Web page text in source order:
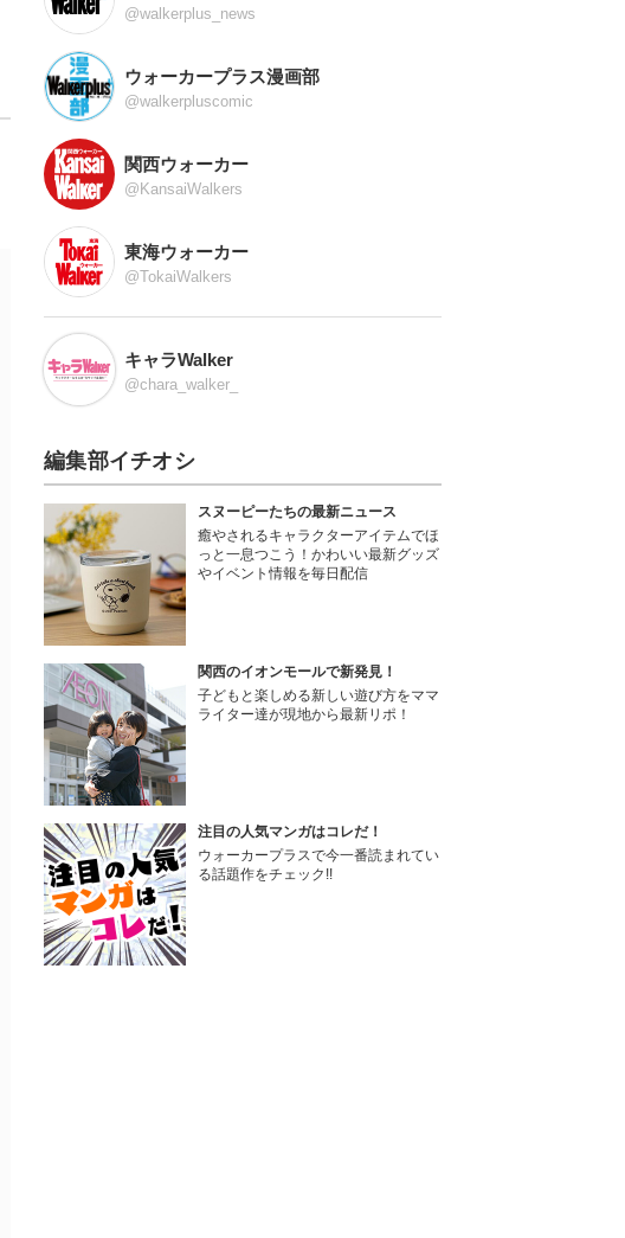
@walkerplus_news
ウォーカープラス漫画部
@walkerpluscomic
関西ウォーカー
@KansaiWalkers
東海ウォーカー
@TokaiWalkers
キャラWalker
@chara_walker_
編集部イチオシ
スヌーピーたちの最新ニュース
癒やされるキャラクターアイテムでほ
っと一息つこう！かわいい最新グッズ
やイベント情報を毎日配信
関西のイオンモールで新発見！
子どもと楽しめる新しい遊び方をママ
ライター達が現地から最新リポ！
注目の人気マンガはコレだ！
ウォーカープラスで今一番読まれてい
る話題作をチェック!!